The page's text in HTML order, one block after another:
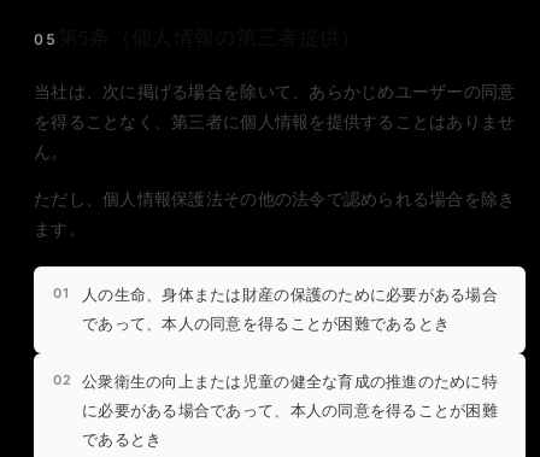
05
当社は、次に掲げる場合を除いて、あらかじめユーザーの同意
を得ることなく、第三者に個人情報を提供することはありませ
ん。
ただし、個人情報保護法その他の法令で認められる場合を除き
ます。
人の生命、身体または財産の保護のために必要がある場合
であって、本人の同意を得ることが困難であるとき
公衆衛生の向上または児童の健全な育成の推進のために特
に必要がある場合であって、本人の同意を得ることが困難
であるとき